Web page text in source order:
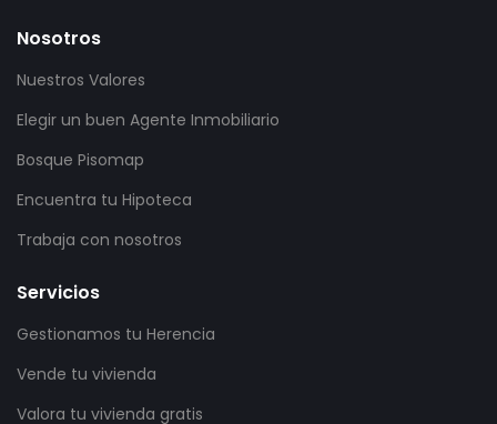
Nosotros
Nuestros Valores
Elegir un buen Agente Inmobiliario
Bosque Pisomap
Encuentra tu Hipoteca
Trabaja con nosotros
Servicios
Gestionamos tu Herencia
Vende tu vivienda
Valora tu vivienda gratis